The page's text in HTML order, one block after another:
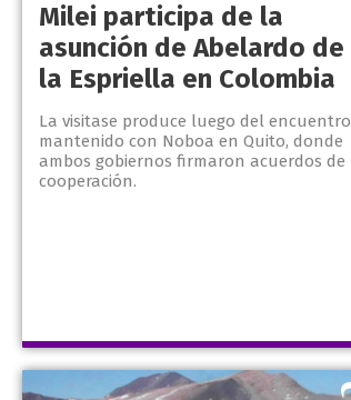
Milei participa de la
asunción de Abelardo de
la Espriella en Colombia
La visitase produce luego del encuentro
mantenido con Noboa en Quito, donde
ambos gobiernos firmaron acuerdos de
cooperación.